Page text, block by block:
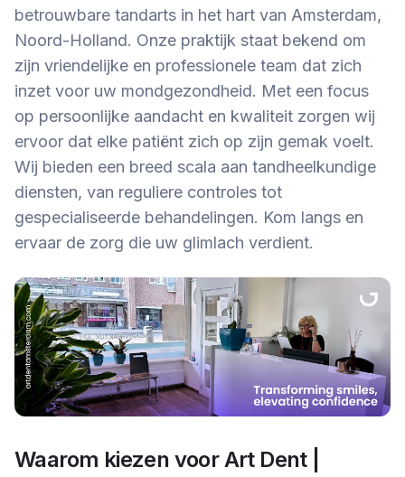
betrouwbare tandarts in het hart van Amsterdam,
Noord-Holland. Onze praktijk staat bekend om
zijn vriendelijke en professionele team dat zich
inzet voor uw mondgezondheid. Met een focus
op persoonlijke aandacht en kwaliteit zorgen wij
ervoor dat elke patiënt zich op zijn gemak voelt.
Wij bieden een breed scala aan tandheelkundige
diensten, van reguliere controles tot
gespecialiseerde behandelingen. Kom langs en
ervaar de zorg die uw glimlach verdient.
Waarom kiezen voorArt Dent |